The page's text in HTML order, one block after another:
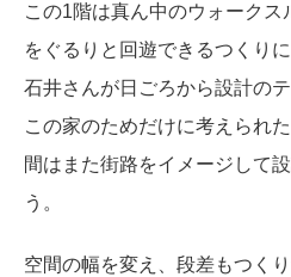
この1階は真ん中のウォークス
をぐるりと回遊できるつくり
石井さんが日ごろから設計の
この家のためだけに考えられ
間はまた街路をイメージして
う。
空間の幅を変え、段差もつく